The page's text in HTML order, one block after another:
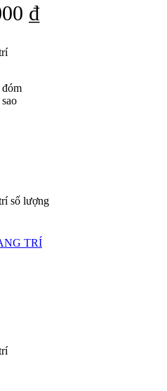
₫
số lượng
TRÍ